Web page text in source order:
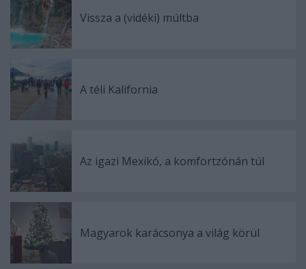
Vissza a (vidéki) múltba
A téli Kalifornia
Az igazi Mexikó, a komfortzónán túl
Magyarok karácsonya a világ körül